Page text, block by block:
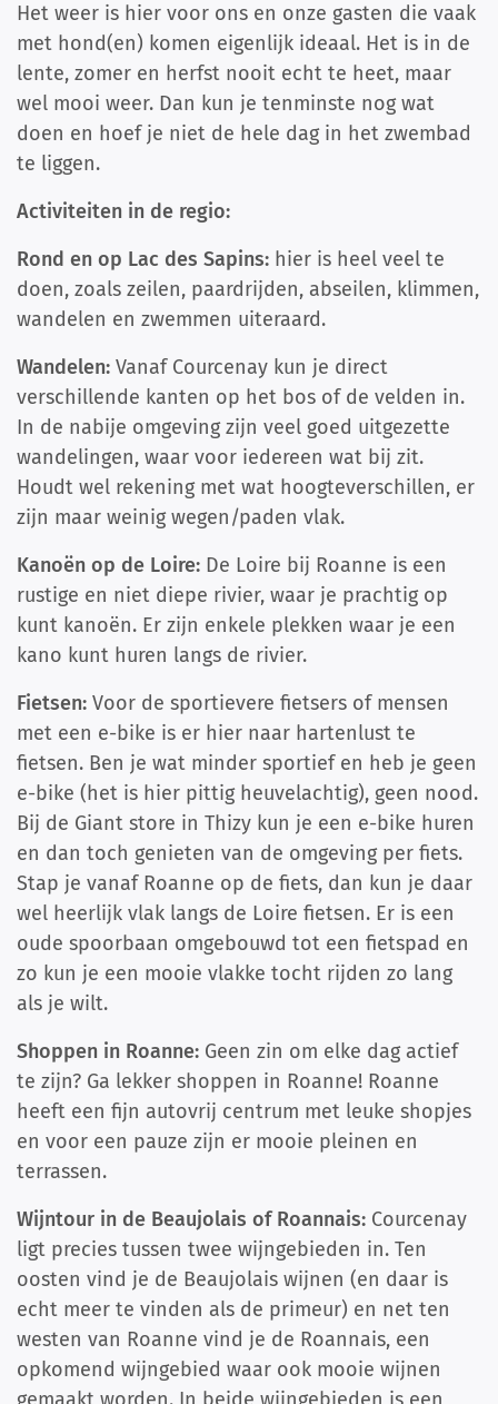
Het weer is hier voor ons en onze gasten die vaak
met hond(en) komen eigenlijk ideaal. Het is in de
lente, zomer en herfst nooit echt te heet, maar
wel mooi weer. Dan kun je tenminste nog wat
doen en hoef je niet de hele dag in het zwembad
te liggen.
Activiteiten in de regio:
Rond en op Lac des Sapins: hier is heel veel te
doen, zoals zeilen, paardrijden, abseilen, klimmen,
wandelen en zwemmen uiteraard.
Wandelen: Vanaf Courcenay kun je direct
verschillende kanten op het bos of de velden in.
In de nabije omgeving zijn veel goed uitgezette
wandelingen, waar voor iedereen wat bij zit.
Houdt wel rekening met wat hoogteverschillen, er
zijn maar weinig wegen/paden vlak.
Kanoën op de Loire: De Loire bij Roanne is een
rustige en niet diepe rivier, waar je prachtig op
kunt kanoën. Er zijn enkele plekken waar je een
kano kunt huren langs de rivier.
Fietsen: Voor de sportievere fietsers of mensen
met een e-bike is er hier naar hartenlust te
fietsen. Ben je wat minder sportief en heb je geen
e-bike (het is hier pittig heuvelachtig), geen nood.
Bij de Giant store in Thizy kun je een e-bike huren
en dan toch genieten van de omgeving per fiets.
Stap je vanaf Roanne op de fiets, dan kun je daar
wel heerlijk vlak langs de Loire fietsen. Er is een
oude spoorbaan omgebouwd tot een fietspad en
zo kun je een mooie vlakke tocht rijden zo lang
als je wilt.
Shoppen in Roanne: Geen zin om elke dag actief
te zijn? Ga lekker shoppen in Roanne! Roanne
heeft een fijn autovrij centrum met leuke shopjes
en voor een pauze zijn er mooie pleinen en
terrassen.
Wijntour in de Beaujolais of Roannais: Courcenay
ligt precies tussen twee wijngebieden in. Ten
oosten vind je de Beaujolais wijnen (en daar is
echt meer te vinden als de primeur) en net ten
westen van Roanne vind je de Roannais, een
opkomend wijngebied waar ook mooie wijnen